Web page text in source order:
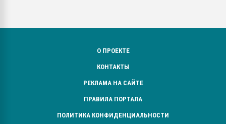
О ПРОЕКТЕ
КОНТАКТЫ
РЕКЛАМА НА САЙТЕ
ПРАВИЛА ПОРТАЛА
ПОЛИТИКА КОНФИДЕНЦИАЛЬНОСТИ